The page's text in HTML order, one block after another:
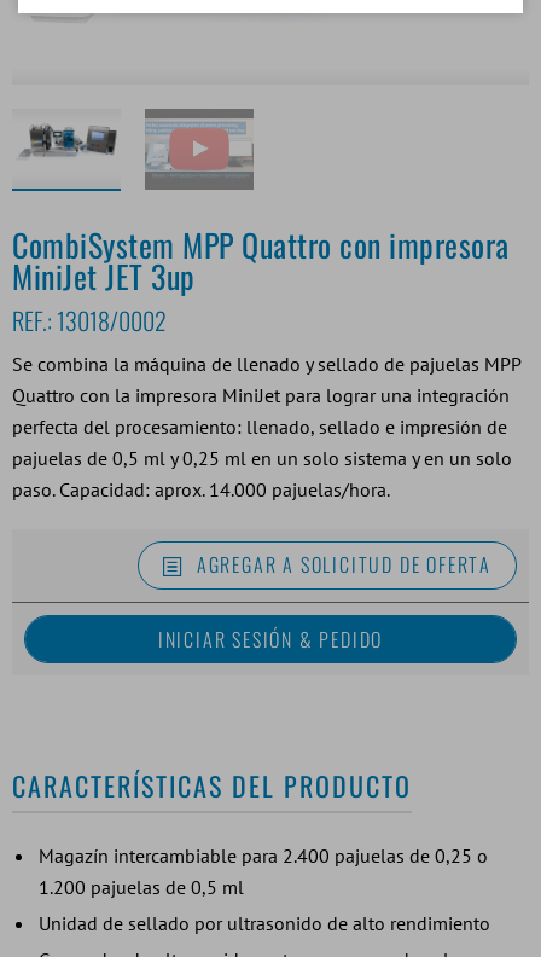
CombiSystem MPP Quattro con impresora
MiniJet JET 3up
REF.: 13018/0002
Se combina la máquina de llenado y sellado de pajuelas MPP
Quattro con la impresora MiniJet para lograr una integración
perfecta del procesamiento: llenado, sellado e impresión de
pajuelas de 0,5 ml y 0,25 ml en un solo sistema y en un solo
paso. Capacidad: aprox. 14.000 pajuelas/hora.
AGREGAR A SOLICITUD DE OFERTA
CARACTERÍSTICAS DEL PRODUCTO
Magazín intercambiable para 2.400 pajuelas de 0,25 o
1.200 pajuelas de 0,5 ml
Unidad de sellado por ultrasonido de alto rendimiento